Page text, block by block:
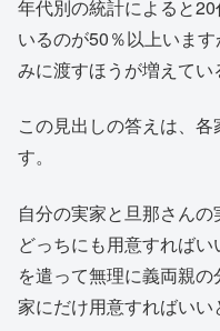
年代別の統計によると
いるのが50％以上いま
みに渡すほうが増えてい
この見出しの答えは、
す。
自分の実家と旦那さん
どっちにも用意すれば
を遣って無理に義両親
家にだけ用意すればいい